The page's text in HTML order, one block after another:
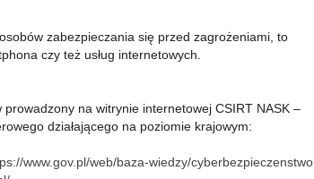
zabezpieczania się przed zagrożeniami, to
czy też usług internetowych.
na witrynie internetowej CSIRT NASK –
działającego na poziomie krajowym:
www.gov.pl/web/baza-wiedzy/cyberbezpieczenstwo